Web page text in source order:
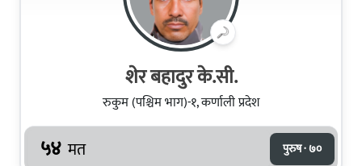
शेर बहादुर के.सी.
रुकुम (पश्चिम भाग)-१, कर्णाली प्रदेश
५४ मत पुरुष · ७०